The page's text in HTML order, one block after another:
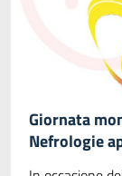
Giornata
Nefrologie